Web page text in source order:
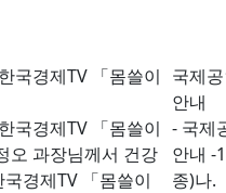
국경제TV 「몸쓸이
국경제TV 「몸쓸이
오 과장님께서 건강
경제TV 「몸쓸이
국제
안내
- 국제
안내 -
종)나.